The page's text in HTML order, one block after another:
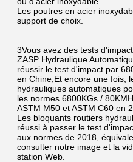
Les poutres en acier
support de choix.
3Vous avez des tests
ZASP Hydraulique
réussir le test d'impact par
en Chine;Et encore une fois,
hydrauliques automatiques
les normes 6800KGs /
ASTM M50 et ASTM C60 en
Les bloquants routiers
réussi à passer le test
aux normes de 2018,
consulter notre image et la
station Web.